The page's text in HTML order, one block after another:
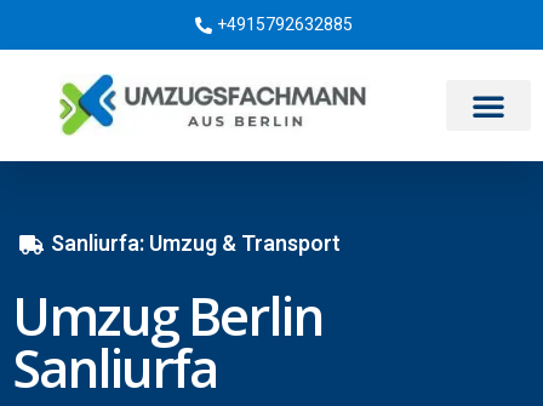
+4915792632885
Sanliurfa: Umzug & Transport
Umzug Berlin
Sanliurfa